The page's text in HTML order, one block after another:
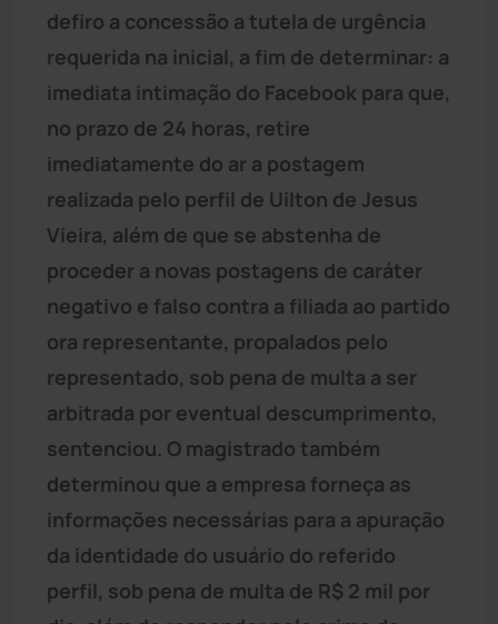
defiro a concessão a tutela de urgência
requerida na inicial, a fim de determinar: a
imediata intimação do Facebook para que,
no prazo de 24 horas, retire
imediatamente do ar a postagem
realizada pelo perfil de Uilton de Jesus
Vieira, além de que se abstenha de
proceder a novas postagens de caráter
negativo e falso contra a filiada ao partido
ora representante, propalados pelo
representado, sob pena de multa a ser
arbitrada por eventual descumprimento,
sentenciou. O magistrado também
determinou que a empresa forneça as
informações necessárias para a apuração
da identidade do usuário do referido
perfil, sob pena de multa de R$ 2 mil por